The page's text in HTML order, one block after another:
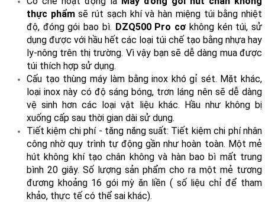
thực phẩmsẽ rút sạch khí và hàn miệng túi bằng nhiệt
độ, đóng gói bao bì. DZQ500 Pro cơ không kén túi, sử
dụng được với hầu hết các loại túi chế tạo bằng nhựa hay
ly-nông trên thị trường. Vì vậy bạn sẽ dễ dàng mua được
túi thích hợp sử dụng.
Cấu tạo thùng máy làm bằng inox khó gỉ sét. Mặt khác,
loại inox này có độ sáng bóng, trơn láng nên sẽ dễ dàng
vệ sinh hơn các loại vật liệu khác. Hầu như không bị
xuống cấp sau thời gian dài sử dụng.
Tiết kiệm chi phí - tăng năng suất: Tiết kiệm chi phí nhân
công nhờ quy trình tự động gần như hoàn toàn. Một mẻ
hút không khí tạo chân không và hàn bao bì mất trung
bình 20 giây. Số lượng sản phẩm cho ra một mẻ tương
đương khoảng 16 gói mỳ ăn liền ( số liệu chỉ để tham
khảo, thực tế có thể sai khác).